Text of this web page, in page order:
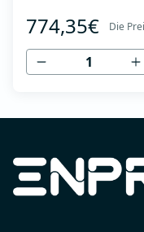
Luftdurchsatz: bis zu
Temperaturen bis
Zur Reinigung und
774,35€ Die